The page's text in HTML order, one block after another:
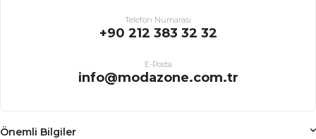
Telefon Numarası
+90 212 383 32 32
E-Posta
info@modazone.com.tr
Önemli Bilgiler